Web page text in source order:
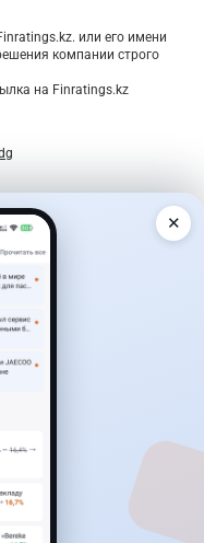
или его имени
компании строго
на Finratings.kz
в неделю
по вкладам и курсы
Отписаться можно в
✕